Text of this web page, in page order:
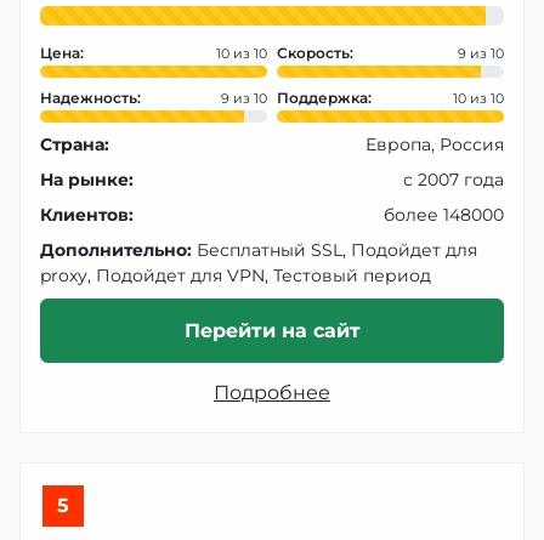
Цена: 10 Скорость: 9
Надежность: 9 Поддержка: 10
Страна:
Европа, Россия
На рынке:
с 2007 года
Клиентов:
более 148000
Дополнительно: Бесплатный SSL, Подойдет для
proxy, Подойдет для VPN, Тестовый период
Перейти на сайт
Подробнее
5